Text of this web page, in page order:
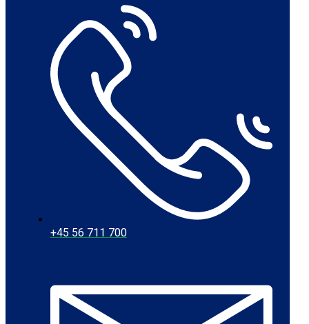
+45 56 711 700